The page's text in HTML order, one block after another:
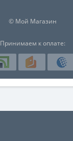
© Мой Магазин
Принимаем к оплате: